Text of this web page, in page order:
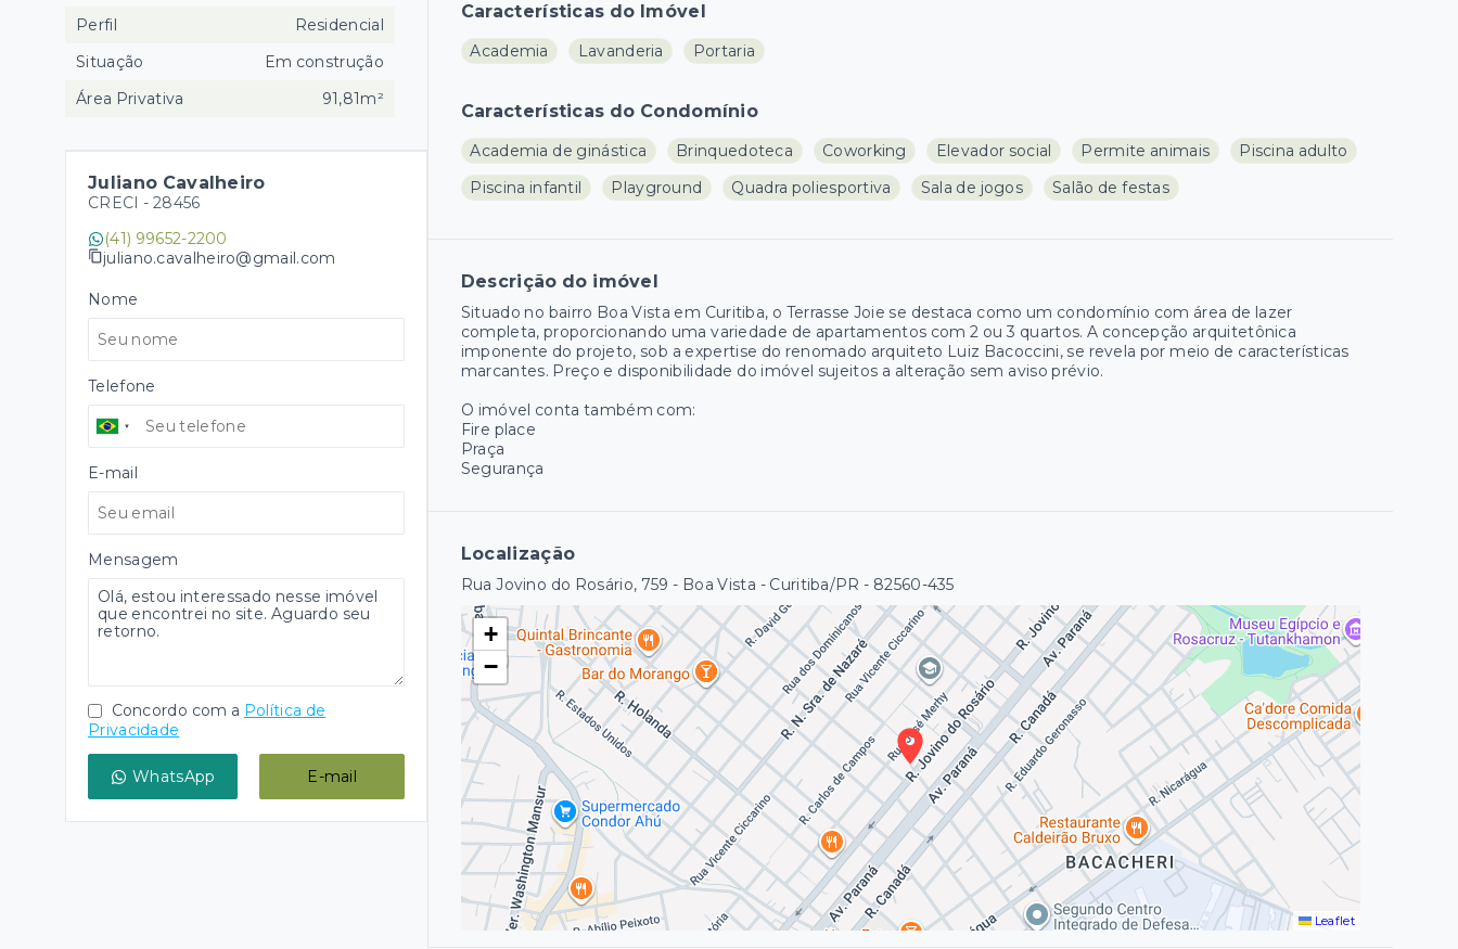
Características do Imóvel
Academia Lavanderia Portaria
Características do Condomínio
Academia de ginástica Brinquedoteca Coworking Elevador social Permite animais
Piscina adulto
Piscina infantil
Playground Quadra poliesportiva Sala de jogos Salão de festas
Descrição do imóvel
Situado no bairro Boa Vista em Curitiba, o Terrasse Joie se destaca como um condomínio com área de lazer
completa, proporcionando uma variedade de apartamentos com 2 ou 3 quartos. A concepção arquitetônica
imponente do projeto, sob a expertise do renomado arquiteto Luiz Bacoccini, se revela por meio de características
marcantes. Preço e disponibilidade do imóvel sujeitos a alteração sem aviso prévio.
O imóvel conta também com:
Fire place
Praça
Segurança
Localização
Rua Jovino do Rosário, 759 - Boa Vista - Curitiba/PR - 82560-435
+
−
Leaflet
Perfil
Residencial
Situação
Em construção
Área Privativa
91,81m²
Juliano Cavalheiro
CRECI - 28456
(41) 99652-2200
juliano.cavalheiro@gmail.com
Nome
Telefone
E-mail
Mensagem
Concordo com a Política de
Privacidade
WhatsApp E-mail